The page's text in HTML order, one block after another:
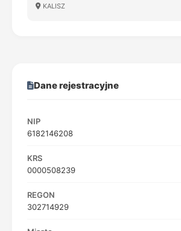
KALISZ
Dane rejestracyjne
NIP
6182146208
KRS
0000508239
REGON
302714929